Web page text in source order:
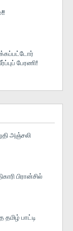
பேரணி!
அஞ்சலி
பிரான்சில்
பாட்டி